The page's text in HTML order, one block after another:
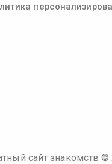
сайт знакомств ©